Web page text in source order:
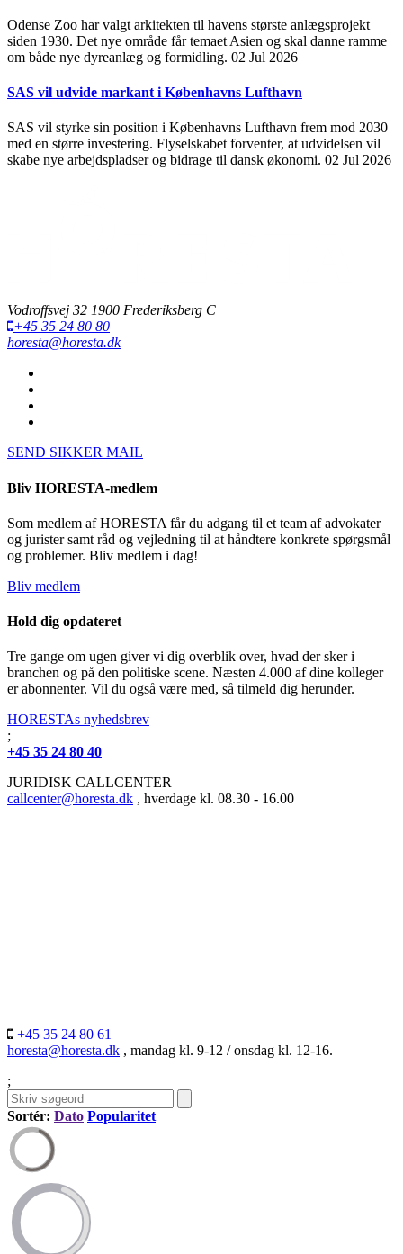
Odense Zoo har valgt arkitekten til havens største anlægsprojekt
siden 1930. Det nye område får temaet Asien og skal danne ramme
om både nye dyreanlæg og formidling. 02 Jul 2026
SAS vil udvide markant i Københavns Lufthavn
SAS vil styrke sin position i Københavns Lufthavn frem mod 2030
med en større investering. Flyselskabet forventer, at udvidelsen vil
skabe nye arbejdspladser og bidrage til dansk økonomi. 02 Jul 2026
Vodroffsvej 32 1900 Frederiksberg C
+45 35 24 80 80
horesta@horesta.dk
SEND SIKKER MAIL
Bliv HORESTA-medlem
Som medlem af HORESTA får du adgang til et team af advokater
og jurister samt råd og vejledning til at håndtere konkrete spørgsmål
og problemer. Bliv medlem i dag!
Bliv medlem
Hold dig opdateret
Tre gange om ugen giver vi dig overblik over, hvad der sker i
branchen og på den politiske scene. Næsten 4.000 af dine kolleger
er abonnenter. Vil du også være med, så tilmeld dig herunder.
HORESTAs nyhedsbrev
;
+45 35 24 80 40
JURIDISK CALLCENTER
callcenter@horesta.dk , hverdage kl. 08.30 - 16.00
+45 35 24 80 61
horesta@horesta.dk , mandag kl. 9-12 / onsdag kl. 12-16.
;
Sortér: Dato Popularitet